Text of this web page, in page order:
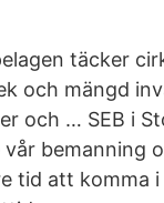
täcker
och mängd
och … SEB i
vår bemanning
tid att komma